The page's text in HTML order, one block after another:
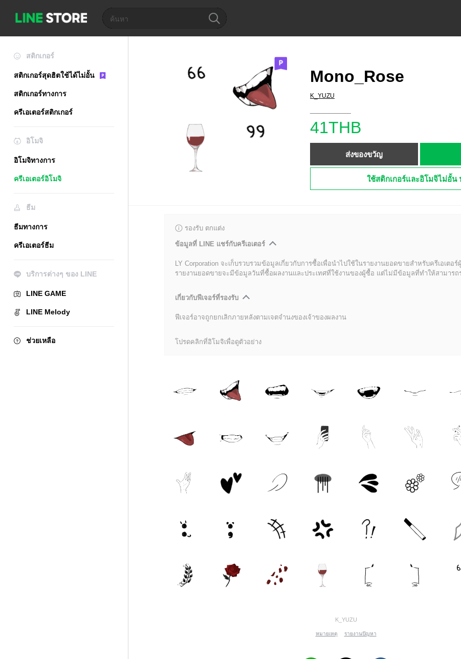
สติกเกอร์
สติกเกอร์สุดฮิตใช้ได้ไม่อั้น
สติกเกอร์ทางการ
ครีเอเตอร์สติกเกอร์
อิโมจิ
อิโมจิทางการ
ครีเอเตอร์อิโมจิ
ธีม
ธีมทางการ
ครีเอเตอร์ธีม
บริการต่างๆ ของ LINE
LINE GAME
LINE Melody
ช่วยเหลือ
Mono_Rose
K_YUZU
41THB
ส่งของขวัญ
ใช้สติกเกอร์และอิโมจิไม่อั้น
รองรับ ตกแต่ง
ข้อมูลที่ LINE แชร์กับครีเอเตอร์
LY Corporation จะเก็บรวบรวมข้อมูลเกี่ยวกับการซื้อเพื่อนำไปใช้ในรายงานยอดขายสำหรับครีเอเตอร์
รายงานยอดขายจะมีข้อมูลวันที่ซื้อผลงานและประเทศที่ใช้งานของผู้ซื้อ แต่ไม่มีข้อมูลที่ทำให้สามาร
เกี่ยวกับฟีเจอร์ที่รองรับ
ฟีเจอร์อาจถูกยกเลิกภายหลังตามเจตจำนงของเจ้าของผลงาน
โปรดคลิกที่อิโมจิเพื่อดูตัวอย่าง
K_YUZU
หมายเหตุ รายงานปัญหา